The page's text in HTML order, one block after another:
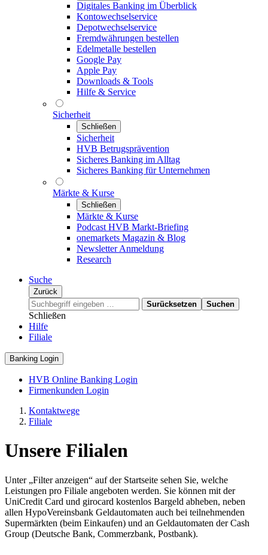
Digitales Banking im Überblick
Kontowechselservice
Depotwechselservice
Fremdwährungen bestellen
Edelmetalle bestellen
Google Pay
Apple Pay
Downloads & Tools
Hilfe & Service
Sicherheit
Schließen
Sicherheit
HVB Betrugsprävention
Sicheres Banking im Alltag
Sicheres Banking für Unternehmen
Märkte & Kurse
Schließen
Märkte & Kurse
Podcast HVB Markt-Briefing
onemarkets Magazin & Blog
Newsletter Anmeldung
Research
Suche
Zurück
Surücksetzen
Suchen
Schließen
Hilfe
Filiale
Banking Login
HVB Online Banking Login
Firmenkunden Login
Kontaktwege
Filiale
Unsere Filialen
Unter „Filter anzeigen“ auf der Startseite sehen Sie, welche
Leistungen pro Filiale angeboten werden. Sie können mit der
UniCredit Card und girocard kostenlos Bargeld abheben, neben
allen HypoVereinsbank Geldautomaten auch bei teilnehmenden
Supermärkten (beim Einkaufen) und an Geldautomaten der Cash
Group (Deutsche Bank, Commerzbank, Postbank).